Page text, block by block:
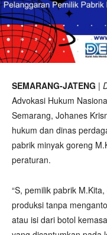
SEMARANG-JATENG |
Advokasi Hukum
Semarang, Johanes
hukum dan dinas
pabrik minyak goreng
peraturan.
“S, pemilik pabrik
produksi tanpa
atau isi dari botol